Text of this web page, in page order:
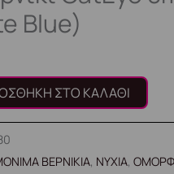
Blue)
ΣΤΟ ΚΑΛΆΘΙ
ΒΕΡΝΙΚΙΑ, ΝΥΧΙΑ,